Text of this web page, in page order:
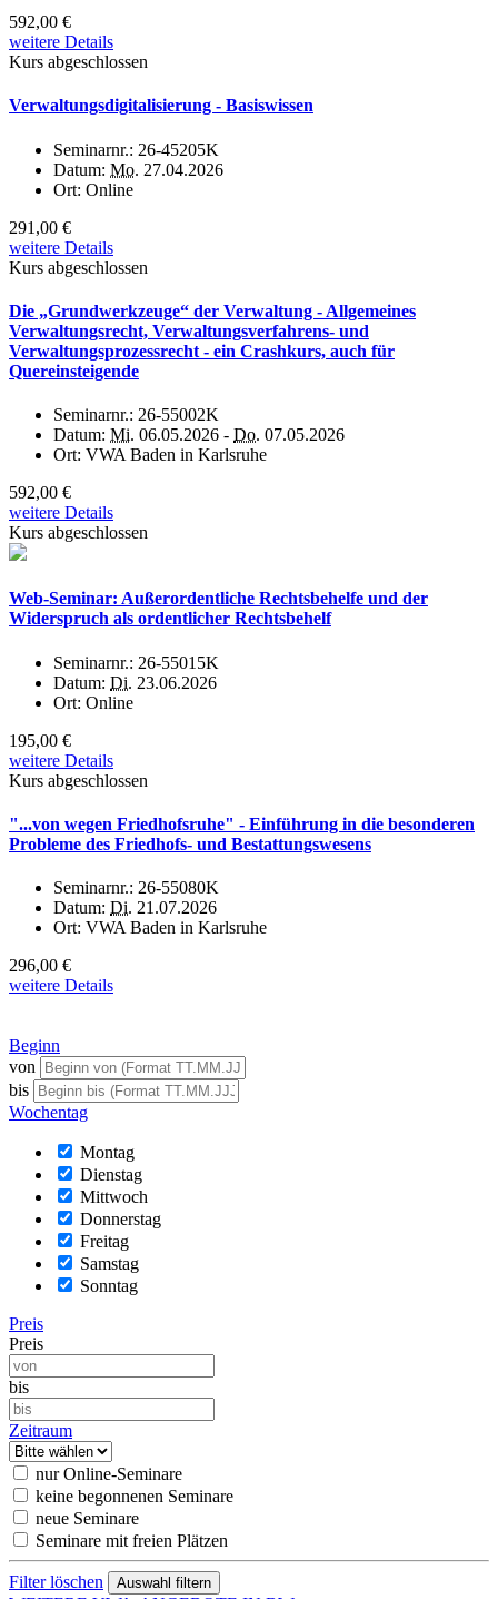
592,00 €
weitere Details
Kurs abgeschlossen
Verwaltungsdigitalisierung - Basiswissen
Seminarnr.: 26-45205K
Datum: Mo. 27.04.2026
Ort: Online
291,00 €
weitere Details
Kurs abgeschlossen
Die „Grundwerkzeuge“ der Verwaltung - Allgemeines
Verwaltungsrecht, Verwaltungsverfahrens- und
Verwaltungsprozessrecht - ein Crashkurs, auch für
Quereinsteigende
Seminarnr.: 26-55002K
Datum: Mi. 06.05.2026 - Do. 07.05.2026
Ort: VWA Baden in Karlsruhe
592,00 €
weitere Details
Kurs abgeschlossen
Web-Seminar: Außerordentliche Rechtsbehelfe und der
Widerspruch als ordentlicher Rechtsbehelf
Seminarnr.: 26-55015K
Datum: Di. 23.06.2026
Ort: Online
195,00 €
weitere Details
Kurs abgeschlossen
"...von wegen Friedhofsruhe" - Einführung in die besonderen
Probleme des Friedhofs- und Bestattungswesens
Seminarnr.: 26-55080K
Datum: Di. 21.07.2026
Ort: VWA Baden in Karlsruhe
296,00 €
weitere Details
Beginn
von
bis
Wochentag
Montag
Dienstag
Mittwoch
Donnerstag
Freitag
Samstag
Sonntag
Preis
Preis
bis
Zeitraum
nur Online-Seminare
keine begonnenen Seminare
neue Seminare
Seminare mit freien Plätzen
Filter löschen